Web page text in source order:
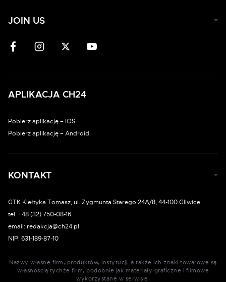
JOIN US
APLIKACJA CH24
Pobierz aplikację – iOS
Pobierz aplikację – Android
KONTAKT
GTK Kiełtyka Tomasz, ul. Zygmunta Starego 24A/8, 44-100 Gliwice.
tel. +48 (32) 750-08-16.
email: redakcja@ch24.pl
NIP: 631-189-87-10
Nazwy własne firm, produktów, instytucji, a także ich znaki towarowe są
własnością tychże firm, podobnie jak materiały graficzne i filmowe
wykorzystane w serwisie.